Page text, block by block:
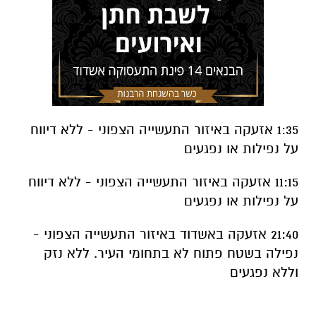
1:35 אזעקה באיזור התעשייה הצפוני - ללא דיווח
על נפילות או נפגעים
11:15 אזעקה באיזור התעשייה הצפוני - ללא דיווח
על נפילות או נפגעים
21:40 אזעקה באשדוד באיזור התעשייה הצפוני -
נפילה בשטח פתוח לא בתחומי העיר. ללא נזק
וללא נפגעים